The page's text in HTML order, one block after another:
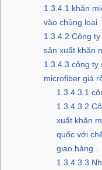
1.3.4.1 khăn
vào chủng loại
1.3.4.2 Công
sản xuất khăn
1.3.4.3 công ty
microfiber giá
1.3.4.3.1
1.3.4.3.2
xuất khăn
quốc với
giao hàng .
1.3.4.3.3